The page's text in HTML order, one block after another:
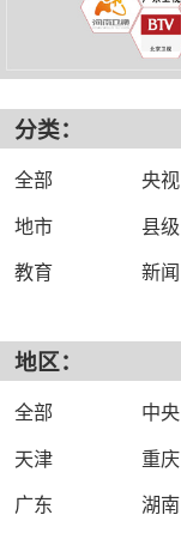
分类：
全部 央视
地市
县级
教育
新闻
都市
文化
文艺
电影
生活
时尚
民生
地区：
全部 中央
天津
重庆
广东
湖南